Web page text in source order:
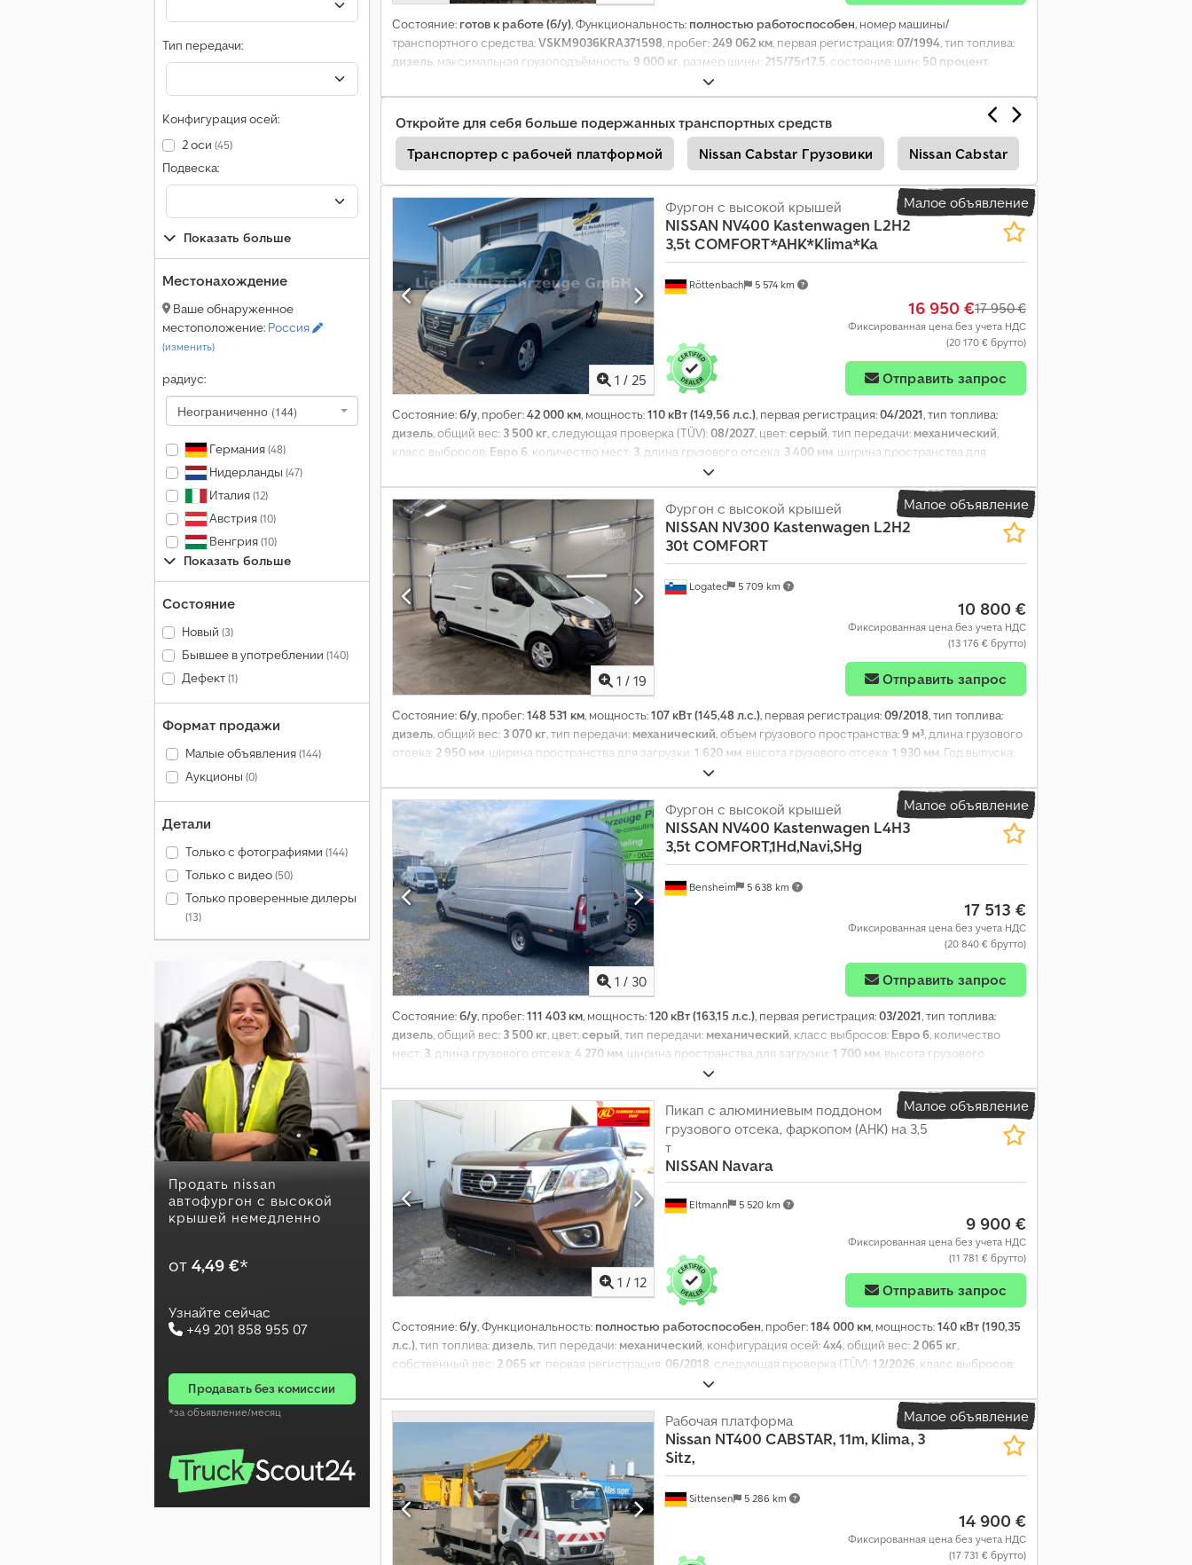
Тип передачи:
Конфигурация осей:
2 оси (45)
Подвеска:
Показать больше
Местонахождение
Ваше обнаруженное
местоположение: Россия
(изменить)
радиус:
Неограниченно (144)
Германия(48)
Нидерланды (47)
Италия(12)
Австрия(10)
Венгрия(10)
Показать больше
Состояние
Новый (3)
Бывшее в употреблении (140)
Дефект(1)
Формат продажи
Малые объявления(144)
Аукционы (0)
Детали
Только с фотографиями (144)
Только с видео(50)
Только проверенные дилеры
(13)
Продать nissan
автофургон с высокой
крышей немедленно
от4,49 €*
Узнайте сейчас
+49 201 858 955 07
продавать без комиссии
*за объявление/месяц
Состояние: готов к работе (б/у), Функциональность: полностью работоспособен, номер машины/
транспортного средства:VSKM9036KRA371598, пробег:249 062 км, первая регистрация:07/1994, тип топлива:
дизель, максимальная грузоподъёмность: 9 000 кг, размер шины: 215/75r17,5, состояние шин: 50 процент,
белый, кабина водителя:
общая длина:8 005 мм, общая ширина:2 400 мм, Год выпуска:1994, Оборудование:Тахограф, гидроборт,
электрорегулировка стекол ,
Откройте для себя больше подержанных транспортных средств
Транспортер с рабочей платформой
Nissan Cabstar Грузовики Nissan Cabstar
Ford Transit 350 Грузовики
Малое объявление
1 / 25
Röttenbach 5 574 km
Фургон с высокой крышей
NISSAN NV400 Kastenwagen L2H2
3,5t COMFORT*AHK*Klima*Ka
16 950 €17 950 €
Фиксированная цена без учета НДС
(20 170 € брутто)
Отправить запрос
Состояние:б/у, пробег:42 000 км, мощность:110 кВт (149,56 л.с.), первая регистрация:04/2021, тип топлива:
дизель, общий вес: 3 500 кг, следующая проверка (TÜV):08/2027, цвет:серый, тип передачи: механический,
класс выбросов: Евро 6, количество мест: 3, длина грузового отсека: 3 400 мм, ширина пространства для
, Год выпуска:
сажевый фильтр, центральный замок, электронная программа стабилизации (ESP),
Малое объявление
1 / 19
Logatec 5 709 km
Фургон с высокой крышей
NISSAN NV300 Kastenwagen L2H2
30t COMFORT
10 800 €
Фиксированная цена без учета НДС
(13 176 € брутто)
Отправить запрос
Состояние:б/у, пробег:148 531 км, мощность:107 кВт (145,48 л.с.), первая регистрация:09/2018, тип топлива:
дизель, общий вес: 3 070 кг, тип передачи: механический, объем грузового пространства:9 м³, длина грузового
отсека: 2 950 мм, ширина пространства для загрузки:1 620 мм, высота грузового отсека:1 930 мм, Год выпуска:
кондиционер, сажевый фильтр, центральный замок, электронная программа
стабилизации (ESP),
Малое объявление
1 / 30
Bensheim 5 638 km
Фургон с высокой крышей
NISSAN NV400 Kastenwagen L4H3
3,5t COMFORT,1Hd,Navi,SHg
17 513 €
Фиксированная цена без учета НДС
(20 840 € брутто)
Отправить запрос
Состояние:б/у, пробег:111 403 км, мощность:120 кВт (163,15 л.с.), первая регистрация:03/2021, тип топлива:
дизель, общий вес: 3 500 кг, цвет:серый, тип передачи: механический, класс выбросов: Евро 6, количество
мест: 3, длина грузового отсека:4 270 мм, ширина пространства для загрузки:1 700 мм, высота грузового
ABS, кондиционер, навигационная система, сажевый фильтр, центральный
замок, электронная программа стабилизации (ESP),
Малое объявление
1 / 12
Eltmann 5 520 km
Пикап с алюминиевым поддоном
грузового отсека, фаркопом (AHK) на 3,5
т
NISSAN Navara
9 900 €
Фиксированная цена без учета НДС
(11 781 € брутто)
Отправить запрос
Состояние:б/у, Функциональность: полностью работоспособен, пробег:184 000 км, мощность:140 кВт (190,35
л.с.), тип топлива:дизель, тип передачи: механический, конфигурация осей:4x4, общий вес:2 065 кг,
собственный вес: 2 065 кг, первая регистрация: 06/2018, следующая проверка (TÜV):12/2026, класс выбросов:
, размер шины:
предыдущих владельцев:2, Год выпуска:2018, номер машины/транспортного средства:VSSKCTND23U0098078,
Оборудование:блокировка дифференциала, всесезонные шины, навигационная система, подушка
безопасности, полный привод, регистрация грузовика, сажевый фильтр,
Малое объявление
Sittensen 5 286 km
Рабочая платформа
Nissan NT400 CABSTAR, 11m, Klima, 3
Sitz,
14 900 €
Фиксированная цена без учета НДС
(17 731 € брутто)